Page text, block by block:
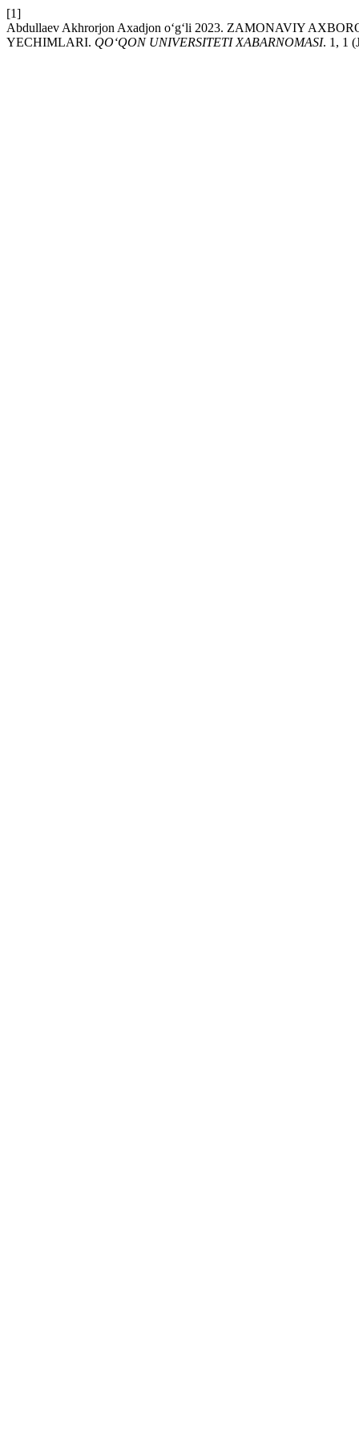
[1]
Abdullaev Akhrorjon Axadjon o‘g‘li 2023. ZAMONAVIY
YECHIMLARI. QO‘QON UNIVERSITETI XABARNOMASI. 1, 1